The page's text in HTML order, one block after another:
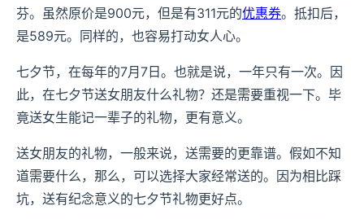
芬。虽然原价是900元，但是有311元的优惠券。抵扣后，
是589元。同样的，也容易打动女人心。
七夕节，在每年的7月7日。也就是说，一年只有一次。因
此，在七夕节送女朋友什么礼物？还是需要重视一下。毕
竟送女生能记一辈子的礼物，更有意义。
送女朋友的礼物，一般来说，送需要的更靠谱。假如不知
道需要什么，那么，可以选择大家经常送的。因为相比踩
坑，送有纪念意义的七夕节礼物更好点。